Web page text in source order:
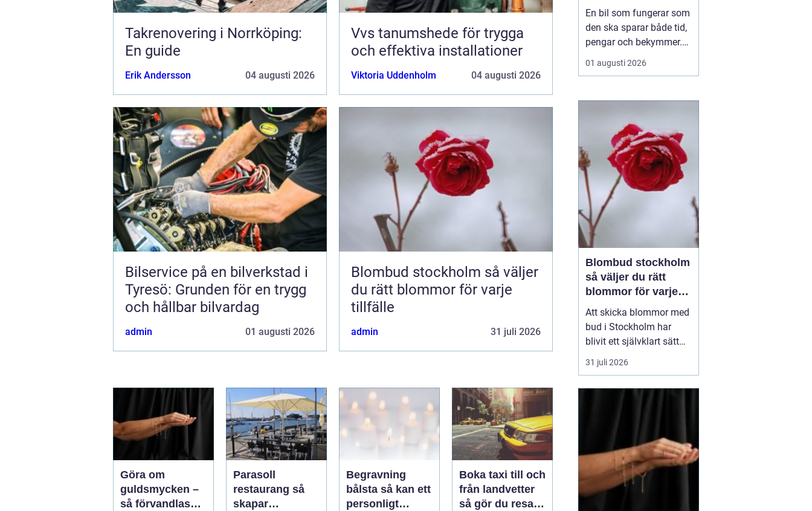
Takrenovering i Norrköping:
En guide
Erik Andersson 04 augusti 2026
Vvs tanumshede för trygga
och effektiva installationer
Viktoria Uddenholm 04 augusti 2026
Bilservice på en bilverkstad i
Tyresö: Grunden för en trygg
och hållbar bilvardag
admin 01 augusti 2026
Blombud stockholm så väljer
du rätt blommor för varje
tillfälle
admin 31 juli 2026
Göra om
guldsmycken –
så förvandlas
Parasoll
restaurang så
skapar
Begravning
bålsta så kan ett
personligt
Boka taxi till och
från landvetter
så gör du resan
trygg och hållbar
bilvardag
En bil som fungerar som
den ska sparar både tid,
pengar och bekymmer.
För många förare blir
servicefrågan ändå
tills en varningslampa
känns fel. Ge...
01 augusti 2026
Blombud stockholm
så väljer du rätt
blommor för varje
tillfälle
Att skicka blommor med
bud i Stockholm har
blivit ett självklart sätt
att visa omtanke, fira
stora händelser eller
svårt att formulera i ord.
sekunder, oavsett om
mottagaren befinner sig
på konto...
31 juli 2026